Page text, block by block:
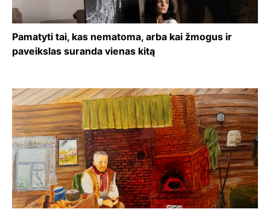
Pamatyti tai, kas nematoma, arba kai žmogus ir
paveikslas suranda vienas kitą